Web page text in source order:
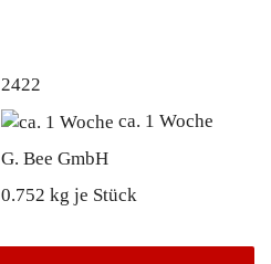
2422
ca. 1 Woche
G. Bee GmbH
0.752 kg je Stück